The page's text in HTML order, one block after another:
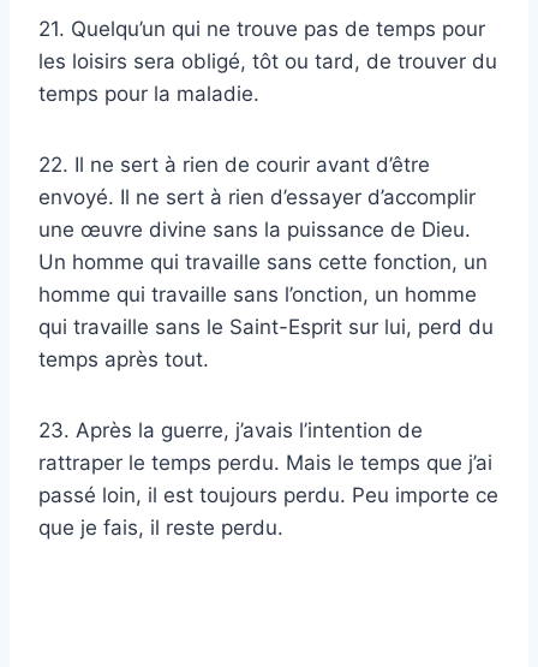
21. Quelqu’un qui ne trouve pas de temps pour
les loisirs sera obligé, tôt ou tard, de trouver du
temps pour la maladie.
22. Il ne sert à rien de courir avant d’être
envoyé. Il ne sert à rien d’essayer d’accomplir
une œuvre divine sans la puissance de Dieu.
Un homme qui travaille sans cette fonction, un
homme qui travaille sans l’onction, un homme
qui travaille sans le Saint-Esprit sur lui, perd du
temps après tout.
23. Après la guerre, j’avais l’intention de
rattraper le temps perdu. Mais le temps que j’ai
passé loin, il est toujours perdu. Peu importe ce
que je fais, il reste perdu.